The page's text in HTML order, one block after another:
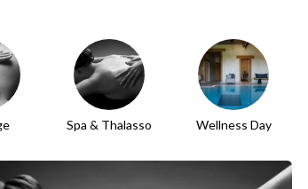
Spa & Thalasso Wellness Day